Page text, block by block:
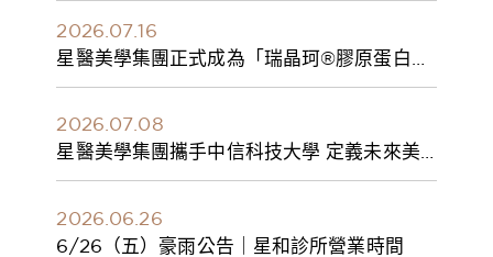
2026.07.16
星醫美學集團正式成為「瑞晶珂®膠原蛋白植
入劑」台灣獨家總代理
2026.07.08
星醫美學集團攜手中信科技大學 定義未來美
學人才新標準 建構健康美學產學共育模式 串
2026.06.26
6/26（五）豪雨公告｜星和診所營業時間